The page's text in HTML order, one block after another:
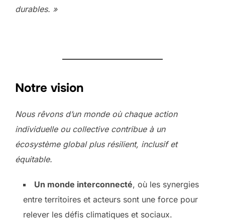
durables. »
Notre vision
Nous rêvons d’un monde où chaque action
individuelle ou collective contribue à un
écosystème global plus résilient, inclusif et
équitable.
Un monde interconnecté, où les synergies
entre territoires et acteurs sont une force pour
relever les défis climatiques et sociaux.